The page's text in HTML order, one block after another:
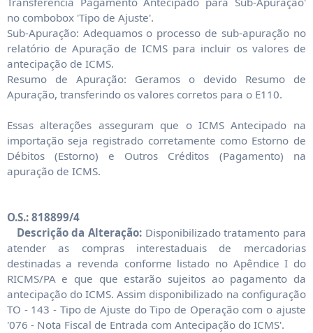
no combobox 'Tipo de Ajuste'.
Sub-Apuração: Adequamos o processo de sub-apuração no
relatório de Apuração de ICMS para incluir os valores de
antecipação de ICMS.
Resumo de Apuração: Geramos o devido Resumo de
Apuração, transferindo os valores corretos para o E110.
Essas alterações asseguram que o ICMS Antecipado na
importação seja registrado corretamente como Estorno de
Débitos (Estorno) e Outros Créditos (Pagamento) na
apuração de ICMS.
O.S.: 818899/4
Descrição da Alteração:Disponibilizado tratamento para
atender as compras interestaduais de mercadorias
destinadas a revenda conforme listado no Apêndice I do
RICMS/PA e que que estarão sujeitos ao pagamento da
antecipação do ICMS. Assim disponibilizado na configuração
TO - 143 - Tipo de Ajuste do Tipo de Operação com o ajuste
'076 - Nota Fiscal de Entrada com Antecipação do ICMS'.